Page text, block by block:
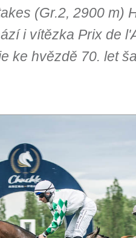
(Gr.2, 2900 m)
i vítězka Prix de
ke hvězdě 70. let